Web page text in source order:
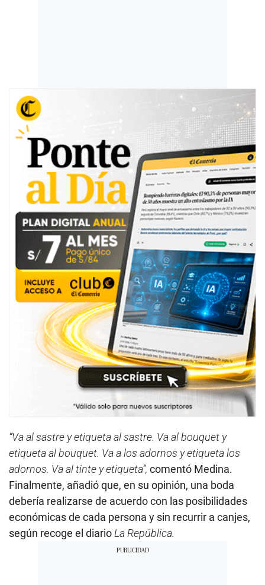
“Va al sastre y etiqueta al sastre. Va al bouquet y
etiqueta al bouquet. Va a los adornos y etiqueta los
adornos. Va al tinte y etiqueta”, comentó Medina.
Finalmente, añadió que, en su opinión, una boda
debería realizarse de acuerdo con las posibilidades
económicas de cada persona y sin recurrir a canjes,
según recoge el diario La República.